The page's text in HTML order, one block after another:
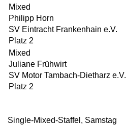
Mixed
Philipp Horn
SV Eintracht Frankenhain e.V.
Platz 2
Mixed
Juliane Frühwirt
SV Motor Tambach-Dietharz e.V.
Platz 2
Single-Mixed-Staffel, Samstag